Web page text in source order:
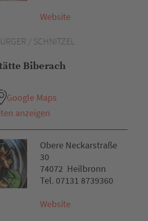
/ SCHNITZEL
Biberach
Google Maps
anzeigen
Website
Obere Neckarstraße
30
74072 Heilbronn
Tel. 07131 8739360
Website